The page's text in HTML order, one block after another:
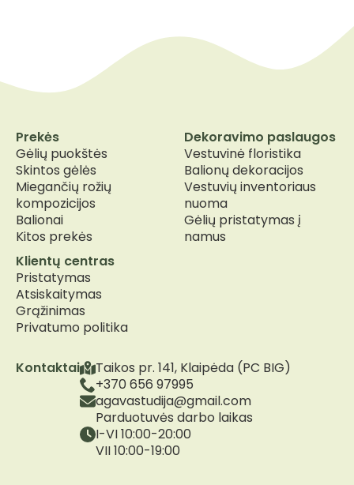
Kontaktai
Taikos pr. 141, Klaipėda (PC BIG)
+370 656 97995
agavastudija@gmail.com
Parduotuvės darbo laikas
I-VI 10:00-20:00
VII 10:00-19:00
Prekės
Gėlių puokštės
Skintos gėlės
Miegančių rožių
kompozicijos
Balionai
Kitos prekės
Dekoravimo paslaugos
Vestuvinė floristika
Balionų dekoracijos
Vestuvių inventoriaus
nuoma
Gėlių pristatymas į
namus
Klientų centras
Pristatymas
Atsiskaitymas
Grąžinimas
Privatumo politika